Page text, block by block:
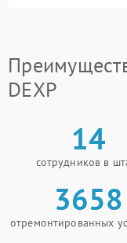
DEXP
14
сотрудников в
3658
отремонтированных